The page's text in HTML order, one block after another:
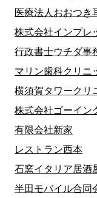
医療法人おおつき
株式会社インプレ
行政書士ウチダ事
マリン歯科クリニ
横須賀タワークリ
株式会社ゴーイン
有限会社新家
レストラン西本
石窯イタリア居
半田モバイル合同